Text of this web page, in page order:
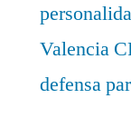
Valencia
defensa